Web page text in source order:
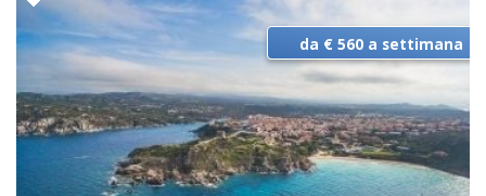
da € 560 a settimana